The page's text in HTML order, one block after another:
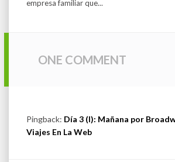
empresa familiar que...
ONE COMMENT
Pingback: Día 3 (I): Mañana por
Viajes En La Web